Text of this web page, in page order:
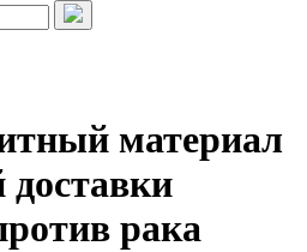
материал
доставки
рака